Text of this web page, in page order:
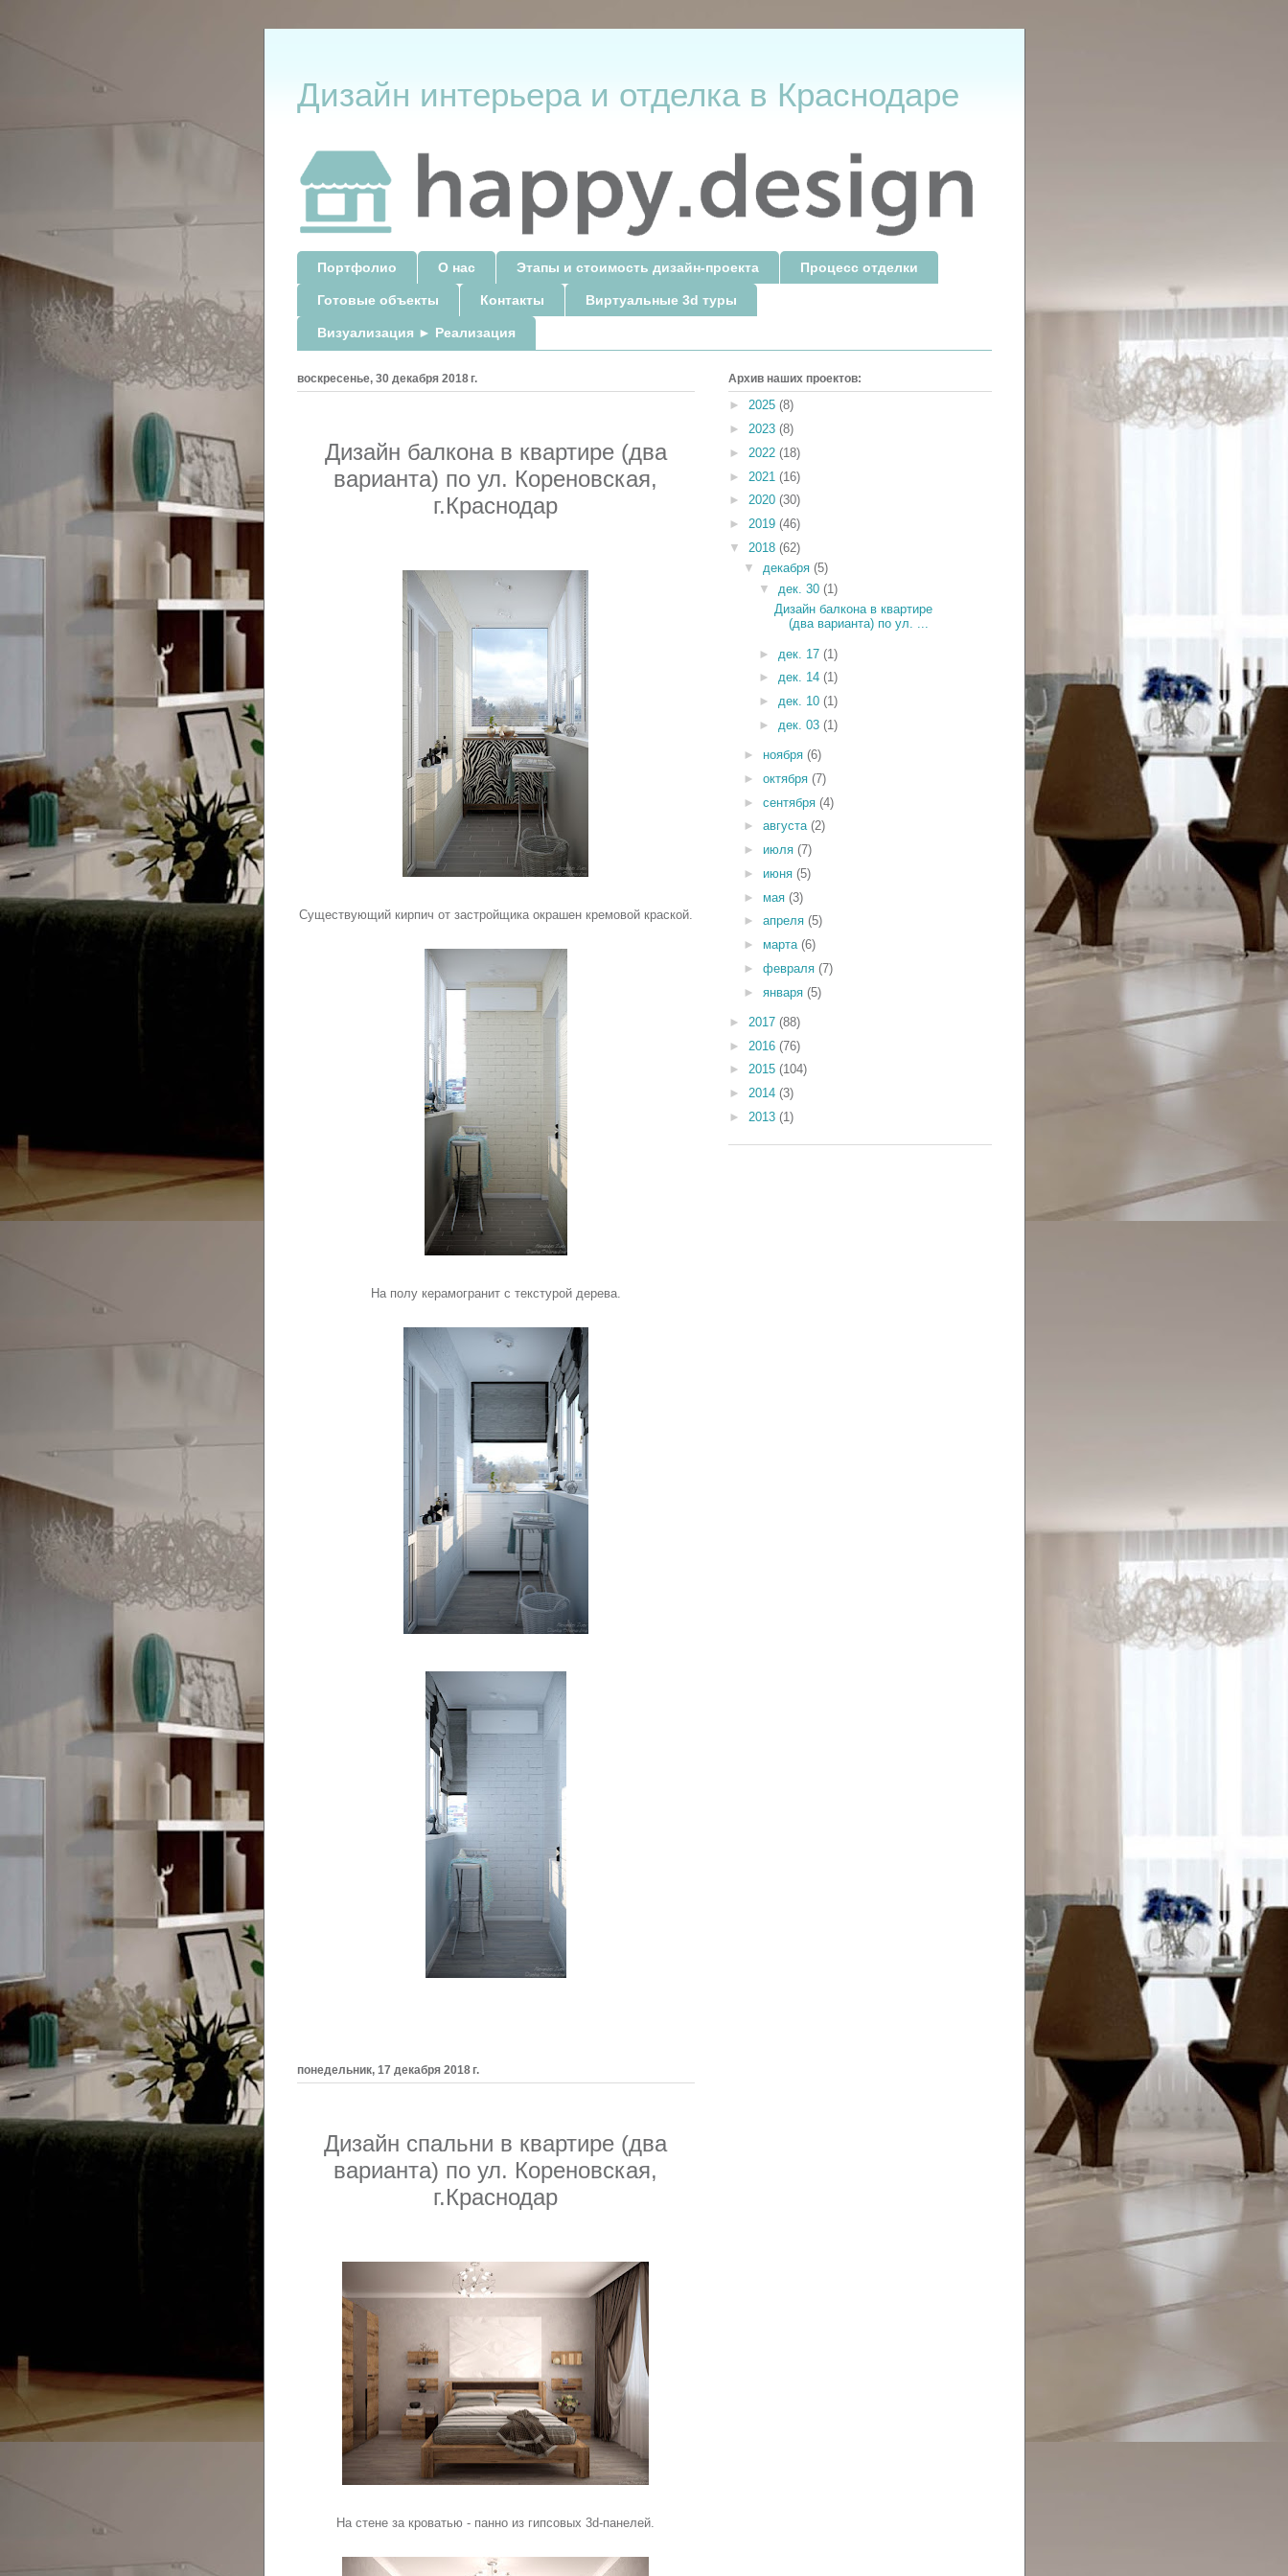
Дизайн интерьера и отделка в Краснодаре
Портфолио О нас Этапы и стоимость дизайн-проекта Процесс отделки
Готовые объекты Контакты Виртуальные 3d туры
Визуализация ► Реализация
воскресенье, 30 декабря 2018 г.
Дизайн балкона в квартире (два
варианта) по ул. Кореновская,
г.Краснодар
Существующий кирпич от застройщика окрашен кремовой краской.
На полу керамогранит с текстурой дерева.
понедельник, 17 декабря 2018 г.
Дизайн спальни в квартире (два
варианта) по ул. Кореновская,
г.Краснодар
На стене за кроватью - панно из гипсовых 3d-панелей.
Архив наших проектов:
► 2025 (8)
► 2023 (8)
► 2022 (18)
► 2021 (16)
► 2020 (30)
► 2019 (46)
▼ 2018 (62)
▼декабря(5)
▼ дек. 30 (1)
Дизайн балкона в квартире
(два варианта) по ул. ...
► дек. 17 (1)
► дек. 14 (1)
► дек. 10 (1)
► дек. 03 (1)
► ноября(6)
►октября(7)
►сентября(4)
►августа(2)
► июля(7)
► июня(5)
► мая(3)
►апреля(5)
► марта(6)
►февраля(7)
►января(5)
► 2017 (88)
► 2016 (76)
► 2015 (104)
► 2014 (3)
► 2013 (1)